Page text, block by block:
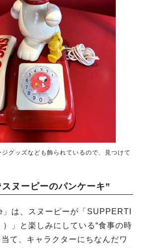
グッズなども飾られているので、見つけて
ヌーピーのパンケーキ”
」は、スヌーピーが「SUPPERTI
」と楽しみにしている“食事の時
て、キャラクターにちなんだワ